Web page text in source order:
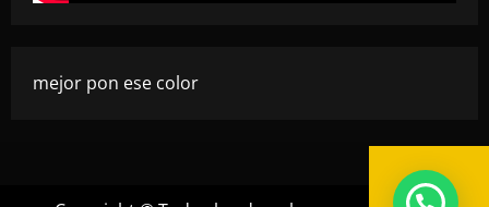
mejor pon ese color